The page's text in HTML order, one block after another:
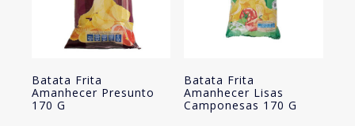
Batata Frita
Amanhecer Presunto
170 G
Batata Frita
Amanhecer Lisas
Camponesas 170 G